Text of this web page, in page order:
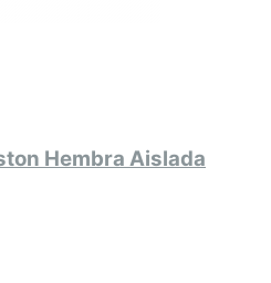
Hembra Aislada